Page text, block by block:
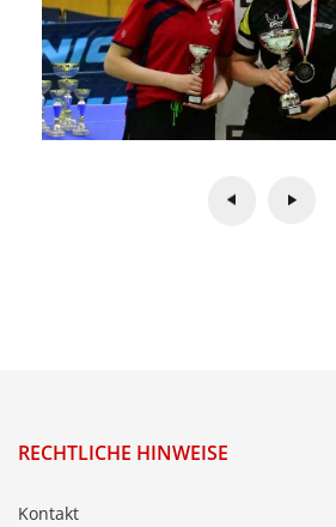
RECHTLICHE HINWEISE
Kontakt